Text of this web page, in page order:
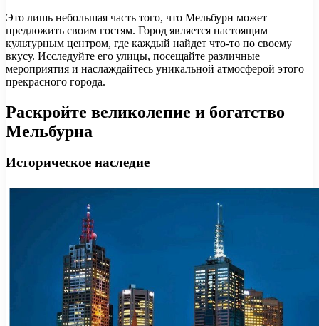
Это лишь небольшая часть того, что Мельбурн может
предложить своим гостям. Город является настоящим
культурным центром, где каждый найдет что-то по своему
вкусу. Исследуйте его улицы, посещайте различные
мероприятия и наслаждайтесь уникальной атмосферой этого
прекрасного города.
Раскройте великолепие и богатство
Мельбурна
Историческое наследие